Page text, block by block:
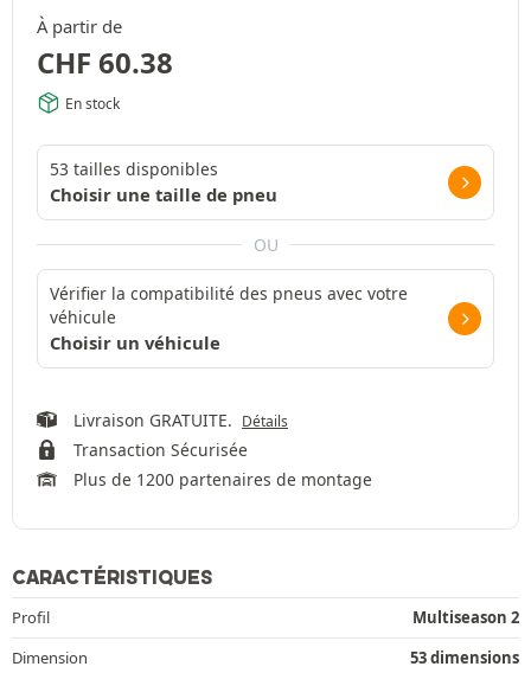
À partir de
CHF 60.38
En stock
53 tailles disponibles
Choisir une taille de pneu
OU
Vérifier la compatibilité des pneus avec votre
véhicule
Choisir un véhicule
Livraison GRATUITE. Détails
Transaction Sécurisée
Plus de 1200 partenaires de montage
CARACTÉRISTIQUES
Profil
Multiseason 2
Dimension
53 dimensions